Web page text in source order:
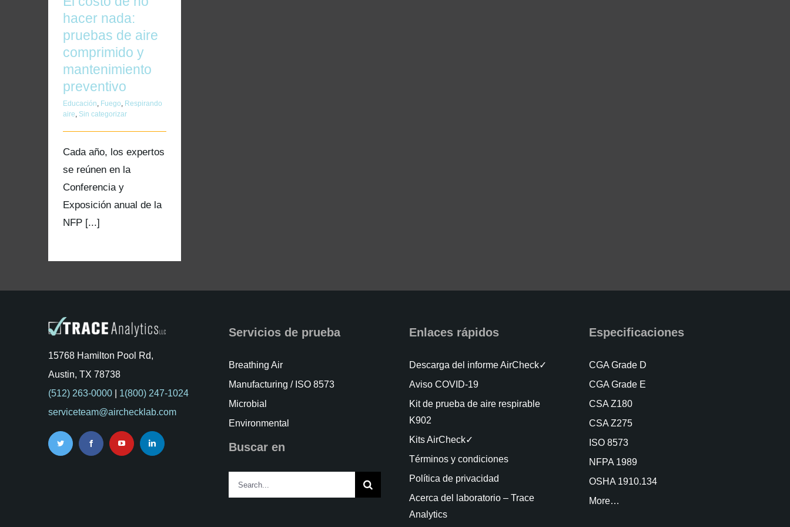
hacer nada:
pruebas de aire
comprimido y
mantenimiento
preventivo
Educación, Fuego, Respirando
aire, Sin categorizar
Cada año, los expertos
se reúnen en la
Conferencia y
Exposición anual de la
NFP [...]
15768 Hamilton Pool Rd,
Austin, TX 78738
(512) 263-0000| 1(800) 247-1024
serviceteam@airchecklab.com
Servicios de prueba
Breathing Air
Manufacturing / ISO 8573
Microbial
Environmental
Buscar en
Search
for:
Enlaces rápidos
Descarga del informe AirCheck✓
Aviso COVID-19
Kit de prueba de aire respirable
K902
Kits AirCheck✓
Términos y condiciones
Política de privacidad
Acerca del laboratorio – Trace
Analytics
Especificaciones
CGA Grade D
CGA Grade E
CSA Z180
CSA Z275
ISO 8573
NFPA 1989
OSHA 1910.134
More…